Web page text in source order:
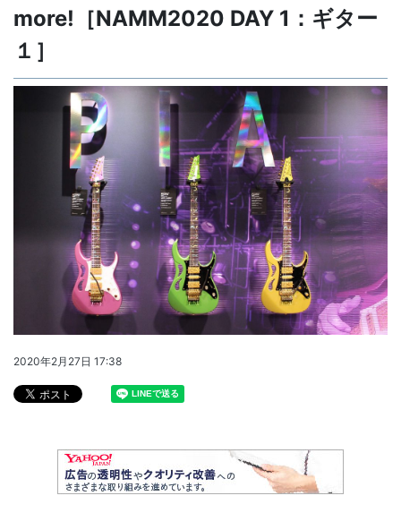
more!［NAMM2020 DAY 1：ギター
１］
2020年2月27日 17:38